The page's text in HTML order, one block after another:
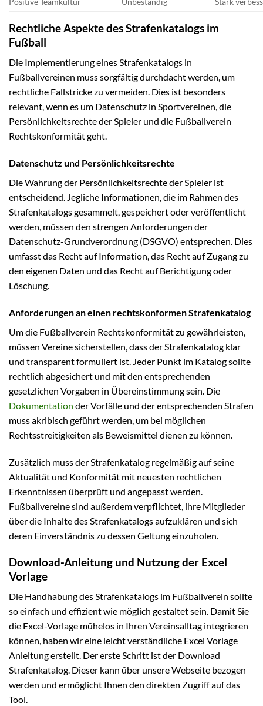
Rechtliche Aspekte des Strafenkatalogs im
Fußball
Die Implementierung eines Strafenkatalogs in
Fußballvereinen muss sorgfältig durchdacht werden, um
rechtliche Fallstricke zu vermeiden. Dies ist besonders
relevant, wenn es um Datenschutz in Sportvereinen, die
Persönlichkeitsrechte der Spieler und die Fußballverein
Rechtskonformität geht.
Datenschutz und Persönlichkeitsrechte
Die Wahrung der Persönlichkeitsrechte der Spieler ist
entscheidend. Jegliche Informationen, die im Rahmen des
Strafenkatalogs gesammelt, gespeichert oder veröffentlicht
werden, müssen den strengen Anforderungen der
Datenschutz-Grundverordnung (DSGVO) entsprechen. Dies
umfasst das Recht auf Information, das Recht auf Zugang zu
den eigenen Daten und das Recht auf Berichtigung oder
Löschung.
Anforderungen an einen rechtskonformen Strafenkatalog
Um die Fußballverein Rechtskonformität zu gewährleisten,
müssen Vereine sicherstellen, dass der Strafenkatalog klar
und transparent formuliert ist. Jeder Punkt im Katalog sollte
rechtlich abgesichert und mit den entsprechenden
gesetzlichen Vorgaben in Übereinstimmung sein. Die
Dokumentation der Vorfälle und der entsprechenden Strafen
muss akribisch geführt werden, um bei möglichen
Rechtsstreitigkeiten als Beweismittel dienen zu können.
Zusätzlich muss der Strafenkatalog regelmäßig auf seine
Aktualität und Konformität mit neuesten rechtlichen
Erkenntnissen überprüft und angepasst werden.
Fußballvereine sind außerdem verpflichtet, ihre Mitglieder
über die Inhalte des Strafenkatalogs aufzuklären und sich
deren Einverständnis zu dessen Geltung einzuholen.
Download-Anleitung und Nutzung der Excel
Vorlage
Die Handhabung des Strafenkatalogs im Fußballverein sollte
so einfach und effizient wie möglich gestaltet sein. Damit Sie
die Excel-Vorlage mühelos in Ihren Vereinsalltag integrieren
können, haben wir eine leicht verständliche Excel Vorlage
Anleitung erstellt. Der erste Schritt ist der Download
Strafenkatalog. Dieser kann über unsere Webseite bezogen
werden und ermöglicht Ihnen den direkten Zugriff auf das
Tool.